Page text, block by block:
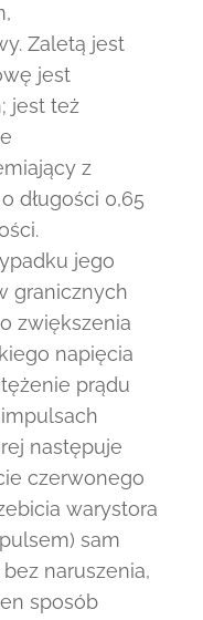
Zaletą jest
jest
jest też
z
długości 0,65
jego
granicznych
zwiększenia
napięcia
prądu
następuje
czerwonego
warystora
sam
naruszenia,
sposób